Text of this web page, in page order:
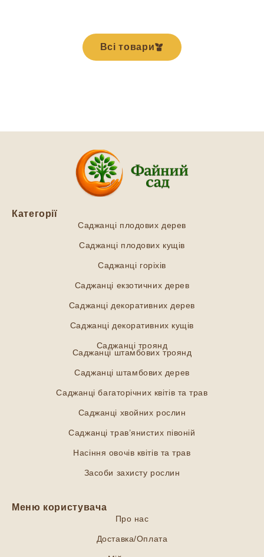
Всі товари
Категорії
Саджанці плодових дерев
Саджанці плодових кущів
Саджанці горіхів
Саджанці екзотичних дерев
Саджанці декоративних дерев
Саджанці декоративних кущів
Саджанці троянд
Саджанці штамбових троянд
Саджанці штамбових дерев
Саджанці багаторічних квітів та трав
Саджанці хвойних рослин
Саджанці трав’янистих півоній
Насіння овочів квітів та трав
Засоби захисту рослин
Меню користувача
Про нас
Доставка/Оплата